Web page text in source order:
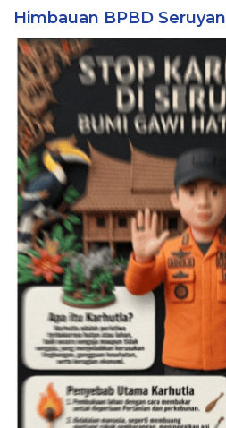
Himbauan BPBD Seruyan